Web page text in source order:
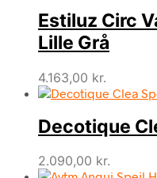
Estiluz Circ
Lille Grå
4.163,00 kr.
Decotique
2.090,00 kr.